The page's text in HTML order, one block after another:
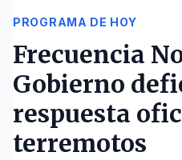
PROGRAMA DE HOY
Frecuencia
Gobierno
respuesta
terremotos